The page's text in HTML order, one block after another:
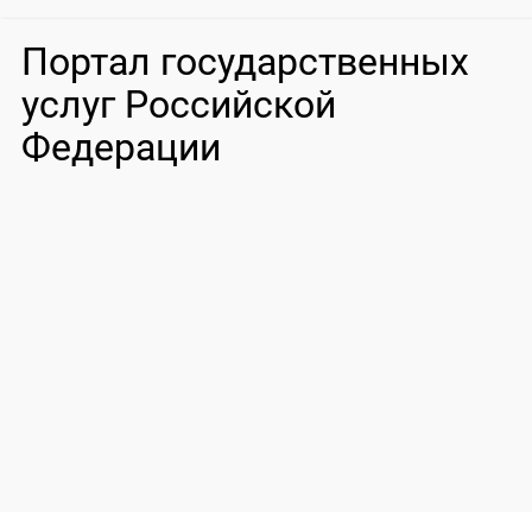
Портал государственных
услуг Российской
Федерации